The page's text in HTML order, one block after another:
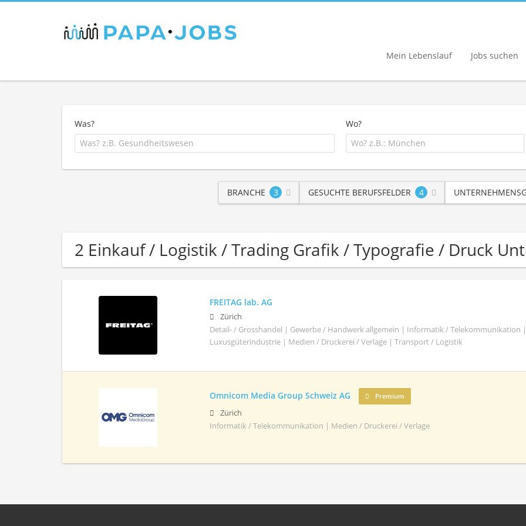
Mein Lebenslauf Jobs suchen
Was? Wo?
BRANCHE 3 GESUCHTE BERUFSFELDER 4
2 Einkauf / Logistik / Trading Grafik / Typografie / Druck
FREITAG lab. AG
Zürich
Detail- / Grosshandel | Gewerbe / Handwerk allgemein | Informatik / Telekommunikation
Luxusgüterindustrie | Medien / Druckerei / Verlage | Transport / Logistik
Omnicom Media Group Schweiz AG Premium
Zürich
Informatik / Telekommunikation | Medien / Druckerei / Verlage